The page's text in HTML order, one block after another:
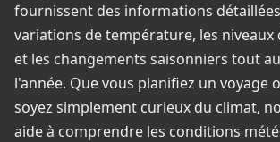
fournissent des informations
variations de température, les
et les changements saisonniers tout
l'année. Que vous planifiez un voyage
soyez simplement curieux du climat,
aide à comprendre les conditions